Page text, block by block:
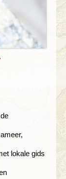
lokale gids